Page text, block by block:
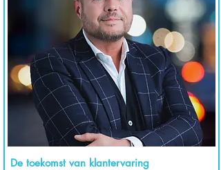
De toekomst van klantervaring